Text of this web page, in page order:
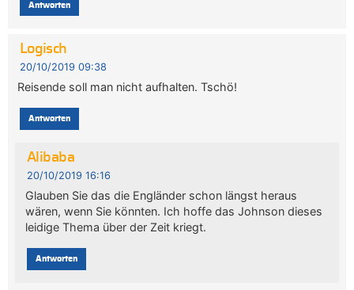
Antworten
Logisch
20/10/2019 09:38
Reisende soll man nicht aufhalten. Tschö!
Antworten
Alibaba
20/10/2019 16:16
Glauben Sie das die Engländer schon längst heraus
wären, wenn Sie könnten. Ich hoffe das Johnson dieses
leidige Thema über der Zeit kriegt.
Antworten